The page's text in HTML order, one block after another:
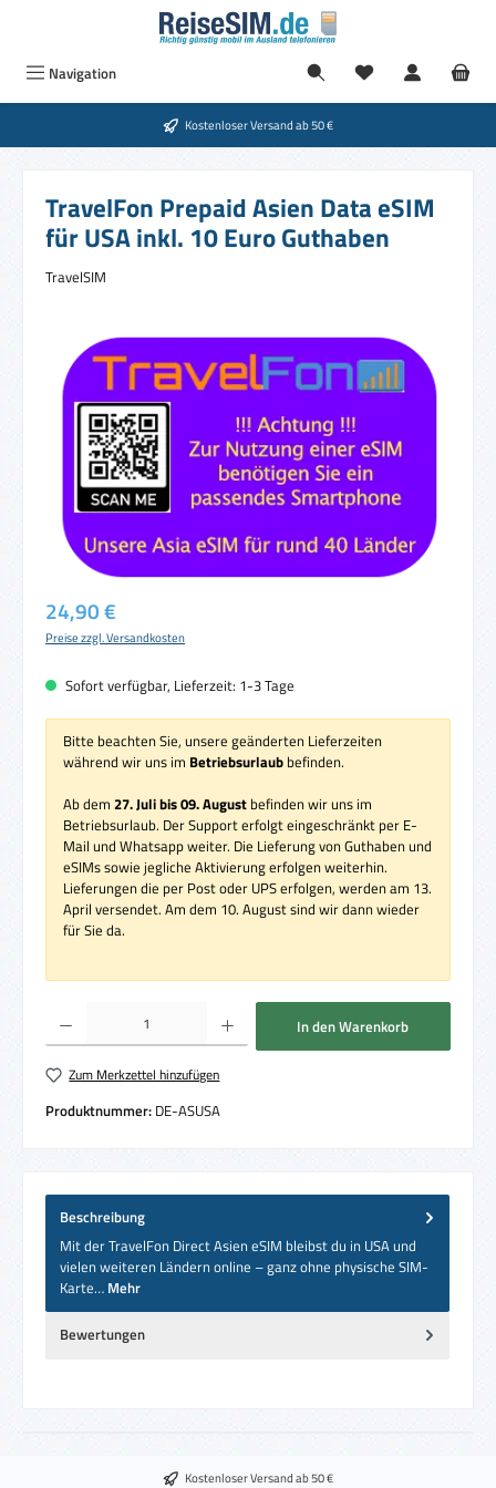
Zum Hauptinhalt springen
Navigation
Kostenloser Versand ab 50 €
TravelFon Prepaid Asien Data eSIM
für USA inkl. 10 Euro Guthaben
TravelSIM
Bildergalerie überspringen
Regulärer Preis:
24,90 €
Preise zzgl. Versandkosten
Sofort verfügbar, Lieferzeit: 1-3 Tage
Bitte beachten Sie, unsere geänderten Lieferzeiten
während wir uns im Betriebsurlaub befinden.
Ab dem 27. Juli bis 09. August befinden wir uns im
Betriebsurlaub. Der Support erfolgt eingeschränkt per E-
Mail und Whatsapp weiter. Die Lieferung von Guthaben und
eSIMs sowie jegliche Aktivierung erfolgen weiterhin.
Lieferungen die per Post oder UPS erfolgen, werden am 13.
April versendet. Am dem 10. August sind wir dann wieder
für Sie da.
Produkt Anzahl: Gib den gewünschten Wert ein oder benutze die Schaltflächen um
In den Warenkorb
Zum Merkzettel hinzufügen
Produktnummer: DE-ASUSA
Beschreibung
Mit der TravelFon Direct Asien eSIM bleibst du in USA und
vielen weiteren Ländern online – ganz ohne physische SIM-
Karte… Mehr
Bewertungen
Kostenloser Versand ab 50 €